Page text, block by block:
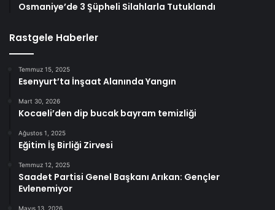
Osmaniye’de 3 Şüpheli Silahlarla Tutuklandı
Rastgele Haberler
Temmuz 15, 2025
Esenyurt’ta İnşaat Alanında Yangın
Mart 30, 2026
Kocaeli’den dip bucak bayram temizliği
Ağustos 1, 2025
Eğitim İş Birliği Zirvesi
Temmuz 12, 2025
Saadet Partisi Genel Başkanı Arıkan: Gençler
Evlenemiyor
Mayıs 13, 2026